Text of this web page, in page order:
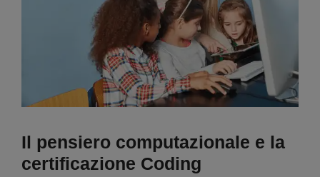
Il pensiero computazionale e la
certificazione Coding